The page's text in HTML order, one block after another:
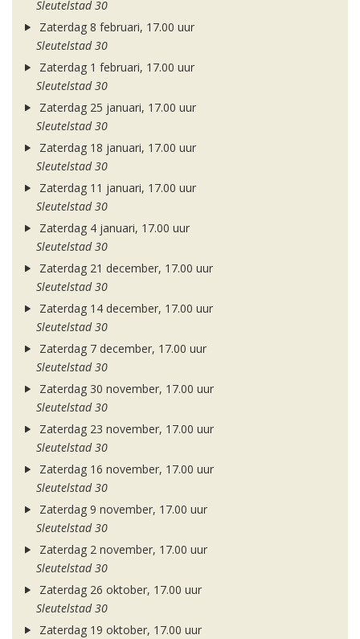
Sleutelstad 30
Zaterdag 8 februari, 17.00 uur
Sleutelstad 30
Zaterdag 1 februari, 17.00 uur
Sleutelstad 30
Zaterdag 25 januari, 17.00 uur
Sleutelstad 30
Zaterdag 18 januari, 17.00 uur
Sleutelstad 30
Zaterdag 11 januari, 17.00 uur
Sleutelstad 30
Zaterdag 4 januari, 17.00 uur
Sleutelstad 30
Zaterdag 21 december, 17.00 uur
Sleutelstad 30
Zaterdag 14 december, 17.00 uur
Sleutelstad 30
Zaterdag 7 december, 17.00 uur
Sleutelstad 30
Zaterdag 30 november, 17.00 uur
Sleutelstad 30
Zaterdag 23 november, 17.00 uur
Sleutelstad 30
Zaterdag 16 november, 17.00 uur
Sleutelstad 30
Zaterdag 9 november, 17.00 uur
Sleutelstad 30
Zaterdag 2 november, 17.00 uur
Sleutelstad 30
Zaterdag 26 oktober, 17.00 uur
Sleutelstad 30
Zaterdag 19 oktober, 17.00 uur